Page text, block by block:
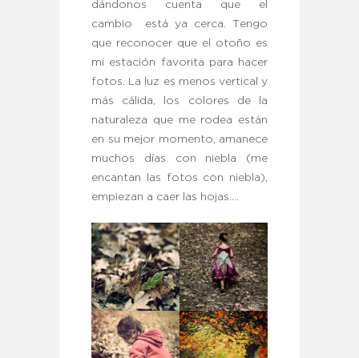
dándonos cuenta que el
cambio está ya cerca. Tengo
que reconocer que el otoño es
mi estación favorita para hacer
fotos. La luz es menos vertical y
más cálida, los colores de la
naturaleza que me rodea están
en su mejor momento, amanece
muchos días con niebla (me
encantan las fotos con niebla),
empiezan a caer las hojas….